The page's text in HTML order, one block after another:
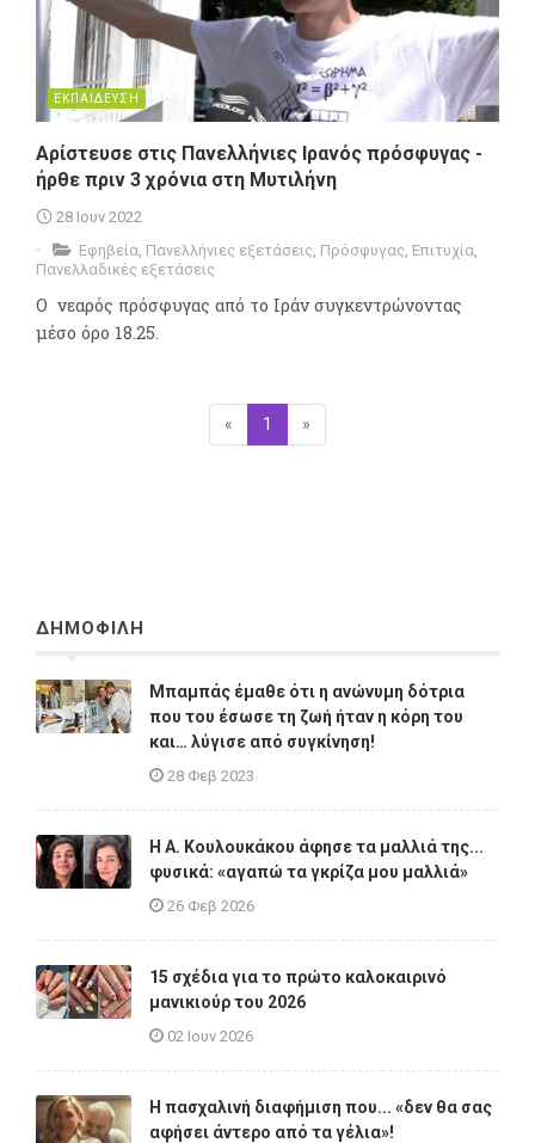
ΕΚΠΑΙΔΕΥΣΗ
Αρίστευσε στις Πανελλήνιες Ιρανός πρόσφυγας -
ήρθε πριν 3 χρόνια στη Μυτιλήνη
28 Ιουν 2022
Εφηβεία Πανελλήνιες εξετάσεις Πρόσφυγας Επιτυχία
Πανελλαδικές εξετάσεις
O νεαρός πρόσφυγας από το Ιράν συγκεντρώνοντας
μέσο όρο 18.25.
« Προηγούμενη
1 (επιλεγμένη)
»
ΔΗΜΟΦΙΛΗ
Μπαμπάς έμαθε ότι η ανώνυμη δότρια
που του έσωσε τη ζωή ήταν η κόρη του
και… λύγισε από συγκίνηση!
28 Φεβ 2023
Η A. Κουλουκάκου άφησε τα μαλλιά της...
φυσικά: «αγαπώ τα γκρίζα μου μαλλιά»
26 Φεβ 2026
15 σχέδια για το πρώτο καλοκαιρινό
μανικιούρ του 2026
02 Ιουν 2026
Η πασχαλινή διαφήμιση που... «δεν θα σας
αφήσει άντερο από τα γέλια»!